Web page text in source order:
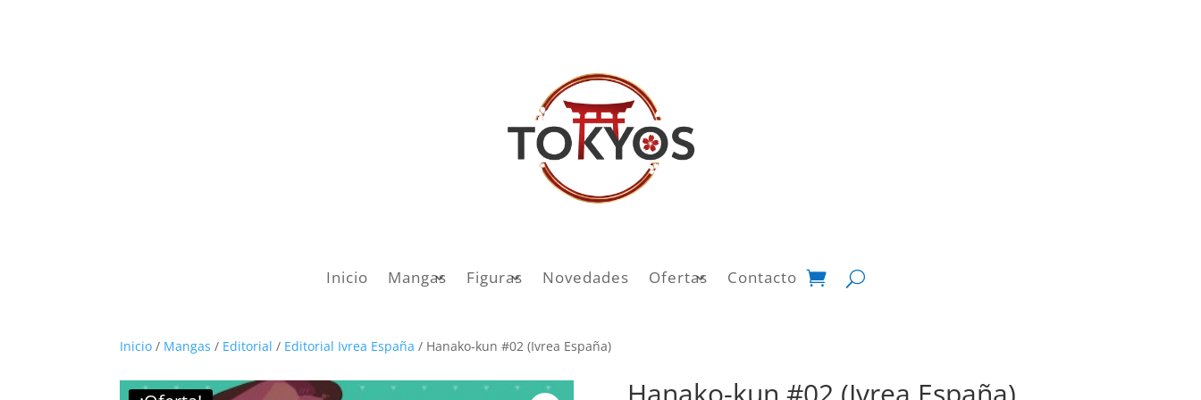
Inicio Mangas Figuras Novedades Ofertas Contacto
Inicio / Mangas / Editorial / Editorial Ivrea España / Hanako-kun #02 (Ivrea España)